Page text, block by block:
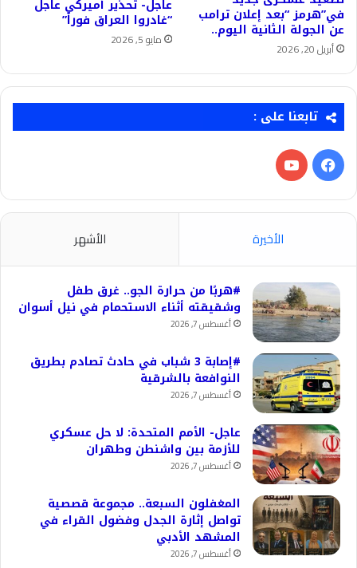
في”هرمز “بعد إعلان ترامب
عن الجولة الثانية اليوم..
أبريل 20, 2026
عاجل- تحذير أميركي عاجل
“غادروا العراق فوراً”
مايو 5, 2026
تابعنا على :
فيسبوك‫YouTube
الأخيرة الأشهر
#هربًا من حرارة الجو.. غرق طفل
وشقيقته أثناء الاستحمام في نيل أسوان
أغسطس 7, 2026
#إصابة 3 شباب في حادث تصادم بطريق
النوافعة بالشرقية
أغسطس 7, 2026
عاجل- الأمم المتحدة: لا حل عسكري
للأزمة بين واشنطن وطهران
أغسطس 7, 2026
المغفلون السبعة.. مجموعة قصصية
تواصل إثارة الجدل وفضول القراء في
المشهد الأدبي
أغسطس 7, 2026